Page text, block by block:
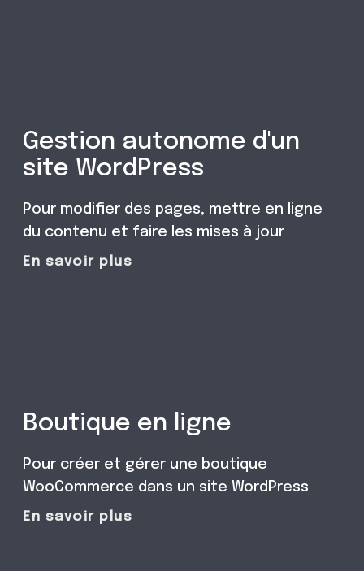
Gestion autonome d'un
site WordPress
Pour modifier des pages, mettre en ligne
du contenu et faire les mises à jour
En savoir plus
Boutique en ligne
Pour créer et gérer une boutique
WooCommerce dans un site WordPress
En savoir plus